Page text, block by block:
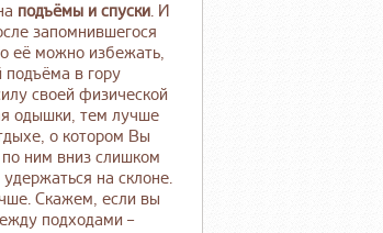
подъёмы и спуски. И
запомнившегося
её можно избежать,
подъёма в гору
своей физической
одышки, тем лучше
о котором Вы
ним вниз слишком
на склоне.
Скажем, если вы
подходами –